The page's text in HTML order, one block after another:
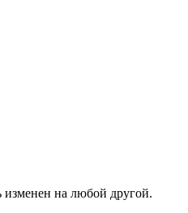
на любой другой.